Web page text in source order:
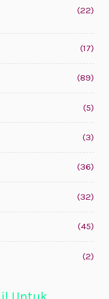
(22)
(17)
(89)
(5)
(3)
(36)
(32)
(45)
(2)